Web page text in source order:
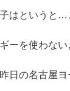
はというと…
ーを使わない
日の名古屋